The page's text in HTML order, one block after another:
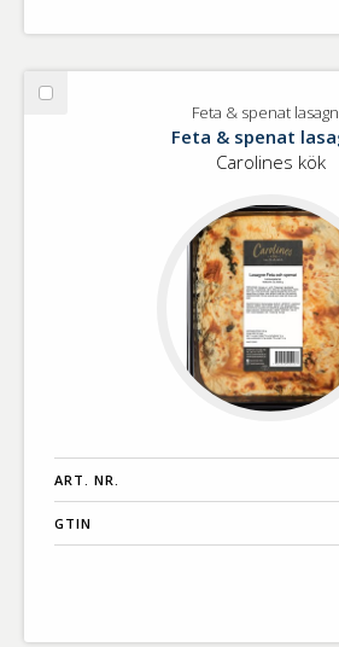
Välj
Feta & spenat
Feta & spenat
Carolines kök
ART. NR.
GTIN